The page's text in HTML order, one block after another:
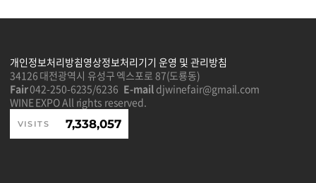
개인정보처리방침영상정보처리기기 운영 및 관리방침
34126 대전광역시 유성구 엑스포로 87(도룡동)
Fair042-250-6235/6236 E-maildjwinefair@gmail.com
WINE EXPO All rights reserved.
VISITS 7,338,057